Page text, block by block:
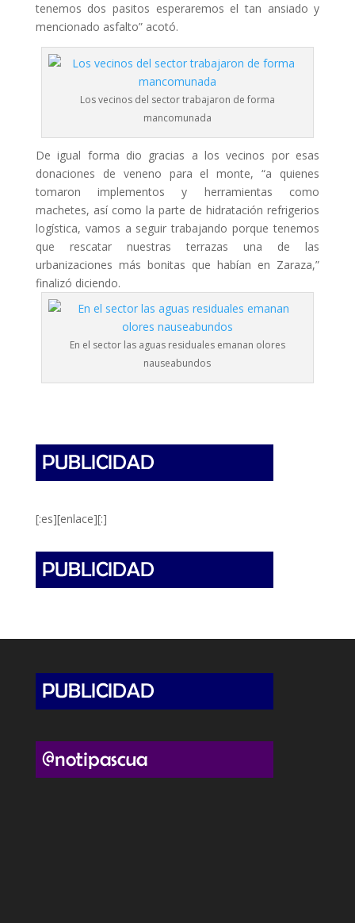
tenemos dos pasitos esperaremos el tan ansiado y
mencionado asfalto” acotó.
Los vecinos del sector trabajaron de forma
mancomunada
De igual forma dio gracias a los vecinos por esas
donaciones de veneno para el monte, “a quienes
tomaron implementos y herramientas como
machetes, así como la parte de hidratación refrigerios
logística, vamos a seguir trabajando porque tenemos
que rescatar nuestras terrazas una de las
urbanizaciones más bonitas que habían en Zaraza,”
finalizó diciendo.
En el sector las aguas residuales emanan olores
nauseabundos
[:es][enlace][:]